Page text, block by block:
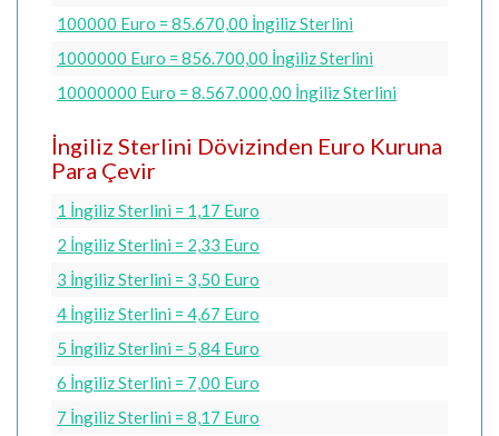
100000 Euro = 85.670,00 İngiliz Sterlini
1000000 Euro = 856.700,00 İngiliz Sterlini
10000000 Euro = 8.567.000,00 İngiliz Sterlini
İngiliz Sterlini Dövizinden Euro Kuruna
Para Çevir
1 İngiliz Sterlini = 1,17 Euro
2 İngiliz Sterlini = 2,33 Euro
3 İngiliz Sterlini = 3,50 Euro
4 İngiliz Sterlini = 4,67 Euro
5 İngiliz Sterlini = 5,84 Euro
6 İngiliz Sterlini = 7,00 Euro
7 İngiliz Sterlini = 8,17 Euro